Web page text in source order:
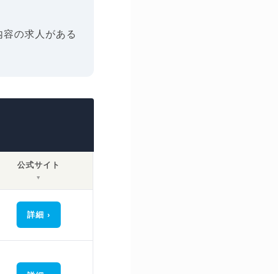
の求人がある
公式サイト
▼
詳細